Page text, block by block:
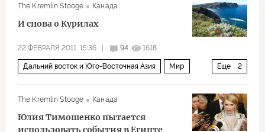
The Kremlin Stooge Канада
И снова о Курилах
22 ФЕВРАЛЯ 2011, 15:36 94 1618
Еще 2
Дальний восток и Юго-Восточная Азия Мир
The Kremlin Stooge
Канада
Юлия Тимошенко пытается
использовать события в Египте